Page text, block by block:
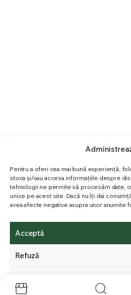
Pentru a oferi cea mai bună experiență,
stoca și/sau accesa informațiile despre
tehnologii ne permite să procesăm date,
unice pe acest site. Dacă nu îți dai
avea afecte negative asupra unor anumite
Acceptă
Refuză